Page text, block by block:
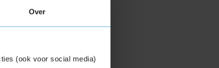
Over
(ook voor social media)